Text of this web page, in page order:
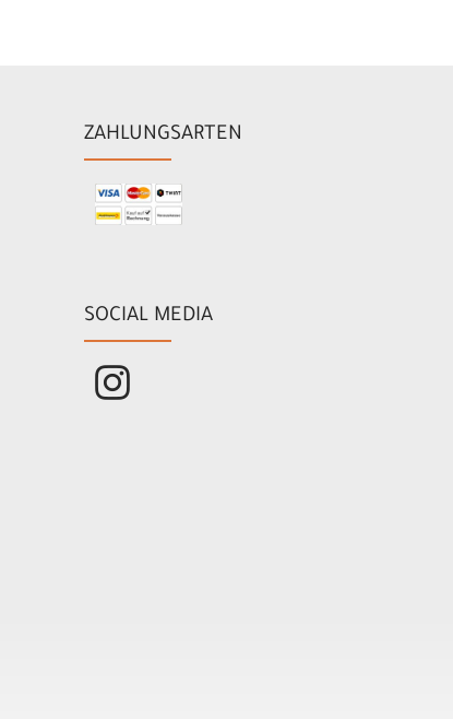
ZAHLUNGSARTEN
SOCIAL MEDIA